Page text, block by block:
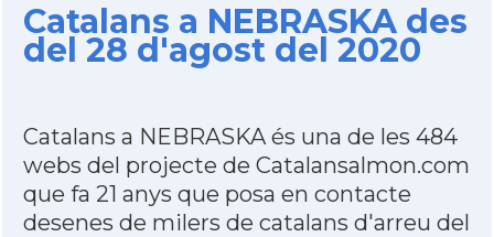
Catalans a NEBRASKA des
del 28 d'agost del 2020
Catalans a NEBRASKA és una de les 484
webs del projecte de Catalansalmon.com
que fa 21 anys que posa en contacte
desenes de milers de catalans d'arreu del